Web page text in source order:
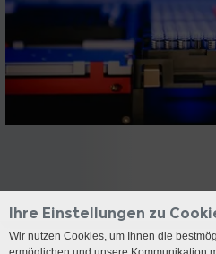
Ihre Einstellungen zu
Wir nutzen Cookies, um Ihnen die